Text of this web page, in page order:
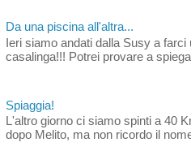
Da una piscina all'altra...
Ieri siamo andati dalla Susy a
casalinga!!! Potrei provare a
Spiaggia!
L'altro giorno ci siamo spinti a 40
dopo Melito, ma non ricordo il